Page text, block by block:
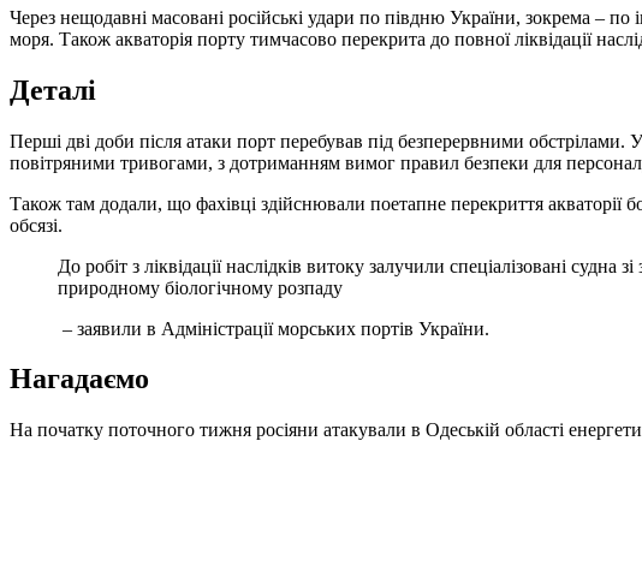
Через нещодавні масовані російські удари по півдню України, зокрема – по інфраструктурі порту міста Південний Одеської області – зафіксували витік рослинної олії в акваторію Чорного
моря. Також акваторія порту тимчасово перекрита до повної ліквідації
Деталі
Перші дві доби після атаки порт перебував під безперервними
повітряними тривогами, з дотриманням вимог правил безпеки для
Також там додали, що фахівці здійснювали поетапне перекриття акваторії
обсязі.
До робіт з ліквідації наслідків витоку залучили спеціалізовані судна зі збору забруднюючих речовин. Йдеться про рослинну олію, яка є органічною речовиною та підлягає
природному біологічному розпаду
– заявили в Адміністрації морських портів України.
Нагадаємо
На початку поточного тижня росіяни атакували в Одеській області